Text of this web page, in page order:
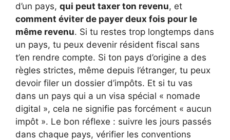
d’un pays, qui peut taxer ton revenu, et
comment éviter de payer deux fois pour le
même revenu. Si tu restes trop longtemps dans
un pays, tu peux devenir résident fiscal sans
t’en rendre compte. Si ton pays d’origine a des
règles strictes, même depuis l’étranger, tu peux
devoir filer un dossier d’impôts. Et si tu vas
dans un pays qui a un visa spécial « nomade
digital », cela ne signifie pas forcément « aucun
impôt ». Le bon réflexe : suivre les jours passés
dans chaque pays, vérifier les conventions